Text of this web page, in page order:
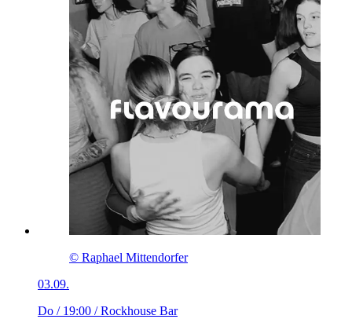
© Raphael Mittendorfer
03.09.
Do / 19:00 / Rockhouse Bar